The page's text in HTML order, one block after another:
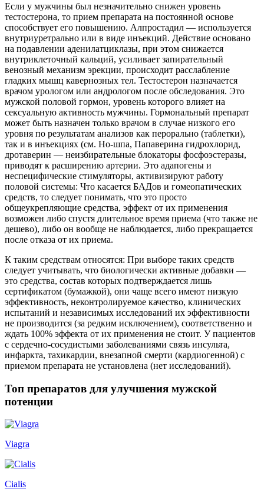
Если у мужчины был незначительно снижен уровень
тестостерона, то прием препарата на постоянной основе
способствует его повышению. Алпростадил — используется
внутриуретрально или в виде инъекций. Действие основано
на подавлении аденилатциклазы, при этом снижается
внутриклеточный кальций, усиливает запирательный
венозный механизм эрекции, происходит расслабление
гладких мышц кавернозных тел. Тестостерон назначается
врачом урологом или андрологом после обследования. Это
мужской половой гормон, уровень которого влияет на
сексуальную активность мужчины. Гормональный препарат
может быть назначен только врачом в случае низкого его
уровня по результатам анализов как перорально (таблетки),
так и в инъекциях (см. Но-шпа, Папаверина гидрохлорид,
дротаверин — неизбирательные блокаторы фосфоэстеразы,
приводят к расширению артерии. Это адапогены и
неспецифические стимуляторы, активизируют работу
половой системы: Что касается БАДов и гомеопатических
средств, то следует понимать, что это просто
общеукрепляющие средства, эффект от их применения
возможен либо спустя длительное время приема (что также не
дешево), либо он вообще не наблюдается, либо прекращается
после отказа от их приема.
К таким средствам относятся: При выборе таких средств
следует учитывать, что биологически активные добавки —
это средства, состав которых подтверждается лишь
сертификатом (бумажкой), они чаще всего имеют низкую
эффективность, неконтролируемое качество, клинических
испытаний и независимых исследований их эффективности
не производится (за редким исключением), соответственно и
ждать 100% эффекта от их применения не стоит. У пациентов
с сердечно-сосудистыми заболеваниями связь инсульта,
инфаркта, тахикардии, внезапной смерти (кардиогенной) с
приемом препарата не установлена (нет исследований).
Топ препаратов для улучшения мужской
потенции
Viagra
Cialis